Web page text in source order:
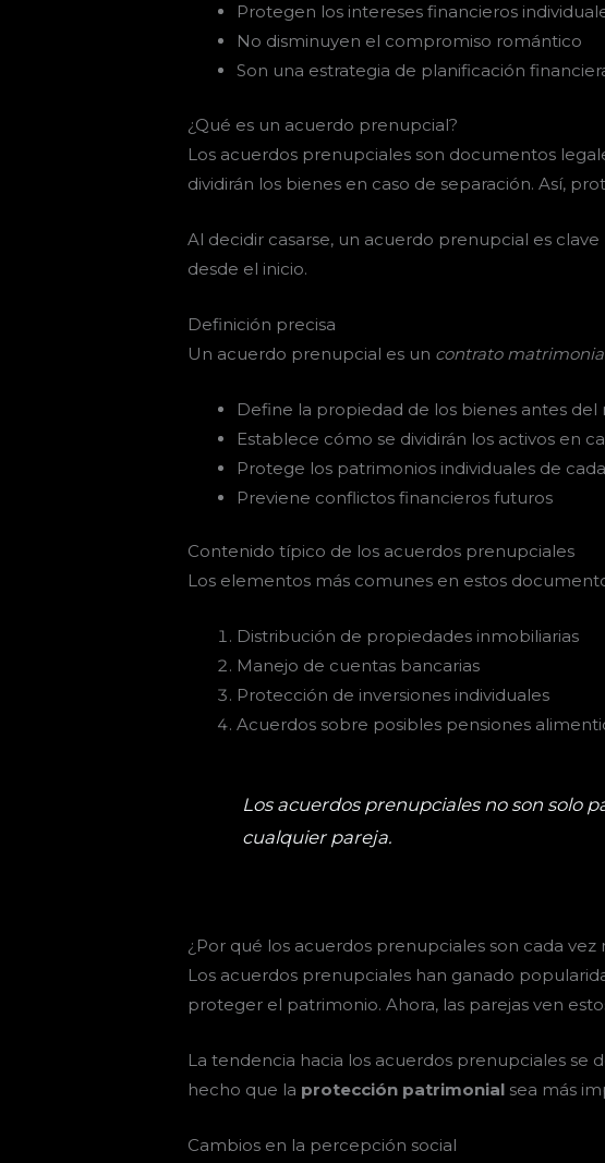
Protegen los intereses financieros
No disminuyen el compromiso romántico
Son una estrategia de planificación
¿Qué es un acuerdo prenupcial?
Los acuerdos prenupciales son documentos
dividirán los bienes en caso de separación. Así,
Al decidir casarse, un acuerdo prenupcial es
desde el inicio.
Definición precisa
Un acuerdo prenupcial es un contrato
Define la propiedad de los bienes antes del
Establece cómo se dividirán los activos en
Protege los patrimonios individuales de
Previene conflictos financieros futuros
Contenido típico de los acuerdos prenupciales
Los elementos más comunes en estos
Distribución de propiedades inmobiliarias
Manejo de cuentas bancarias
Protección de inversiones individuales
Acuerdos sobre posibles pensiones
Los acuerdos prenupciales no son solo
cualquier pareja.
¿Por qué los acuerdos prenupciales son cada vez
Los acuerdos prenupciales han ganado
proteger el patrimonio. Ahora, las parejas ven
La tendencia hacia los acuerdos prenupciales se
hecho que la protección patrimonial sea más
Cambios en la percepción social